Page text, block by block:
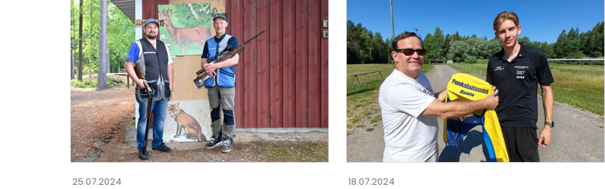
25.07.2024 18.07.2024